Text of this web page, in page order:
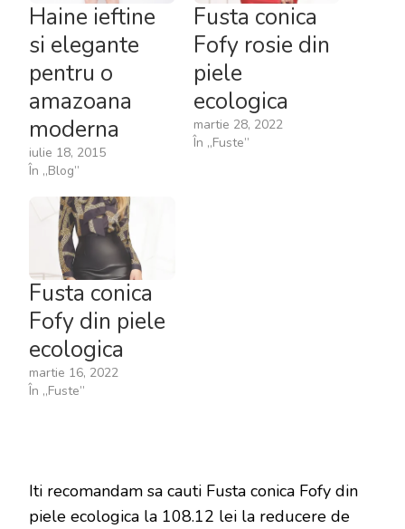
Haine ieftine
si elegante
pentru o
amazoana
moderna
iulie 18, 2015
În „Blog”
Fusta conica
Fofy rosie din
piele
ecologica
martie 28, 2022
În „Fuste”
Fusta conica
Fofy din piele
ecologica
martie 16, 2022
În „Fuste”
Iti recomandam sa cauti Fusta conica Fofy din
piele ecologica la 108.12 lei la reducere de